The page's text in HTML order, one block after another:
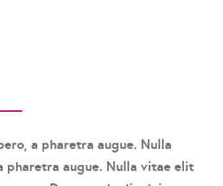
a pharetra augue. Nulla
pharetra augue. Nulla vitae elit